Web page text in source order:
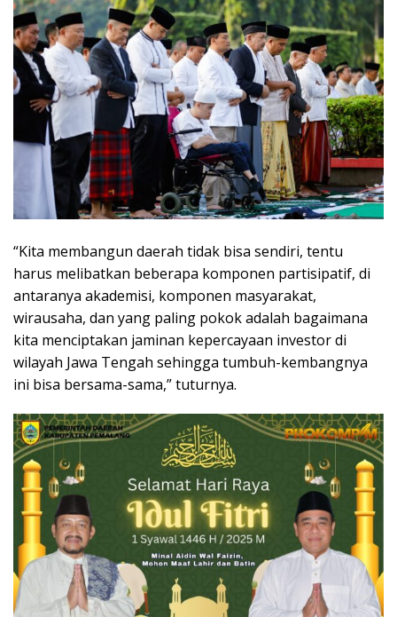
“Kita membangun daerah tidak bisa sendiri, tentu
harus melibatkan beberapa komponen partisipatif, di
antaranya akademisi, komponen masyarakat,
wirausaha, dan yang paling pokok adalah bagaimana
kita menciptakan jaminan kepercayaan investor di
wilayah Jawa Tengah sehingga tumbuh-kembangnya
ini bisa bersama-sama,” tuturnya.